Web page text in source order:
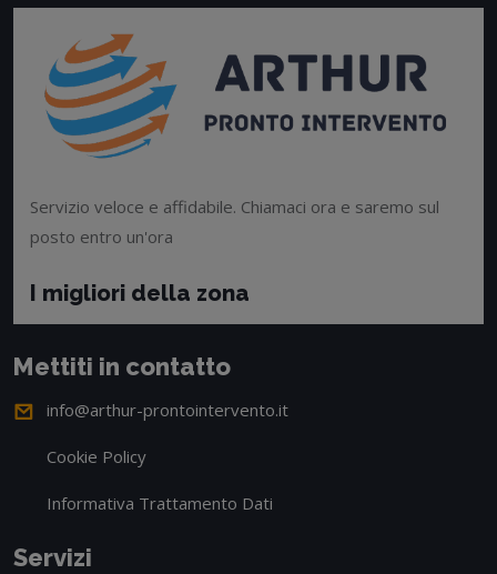
Servizio veloce e affidabile. Chiamaci ora e saremo sul
posto entro un'ora
I migliori della zona
Mettiti in contatto
info@arthur-prontointervento.it
Cookie Policy
Informativa Trattamento Dati
Servizi